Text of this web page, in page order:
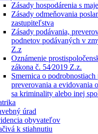
Zásady hospodárenia s
Zásady odmeňovania
zastupiteľstva
Zásady podávania,
podnetov podávaných v
Z.z
Oznámenie
zákona č. 54⁄2019 Z.z.
Smernica o podrobnostiach
preverovania a evidovania
sa kriminality alebo inej
úrad
obyvateľov
k stiahnutiu